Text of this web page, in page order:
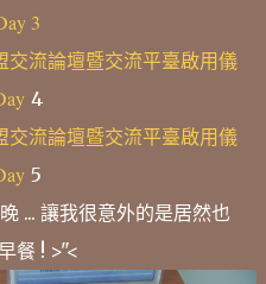
3
交流論壇暨交流平臺啟用儀
4
交流論壇暨交流平臺啟用儀
5
... 讓我很意外的是居然也
餐 ! >"<